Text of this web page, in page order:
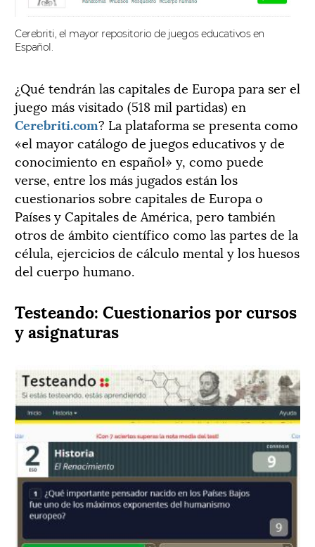
Cerebriti, el mayor repositorio de juegos educativos en
Español.
¿Qué tendrán las capitales de Europa para ser el
juego más visitado (518 mil partidas) en
Cerebriti.com? La plataforma se presenta como
«el mayor catálogo de juegos educativos y de
conocimiento en español» y, como puede
verse, entre los más jugados están los
cuestionarios sobre capitales de Europa o
Países y Capitales de América, pero también
otros de ámbito científico como las partes de la
célula, ejercicios de cálculo mental y los huesos
del cuerpo humano.
Testeando: Cuestionarios por cursos
y asignaturas